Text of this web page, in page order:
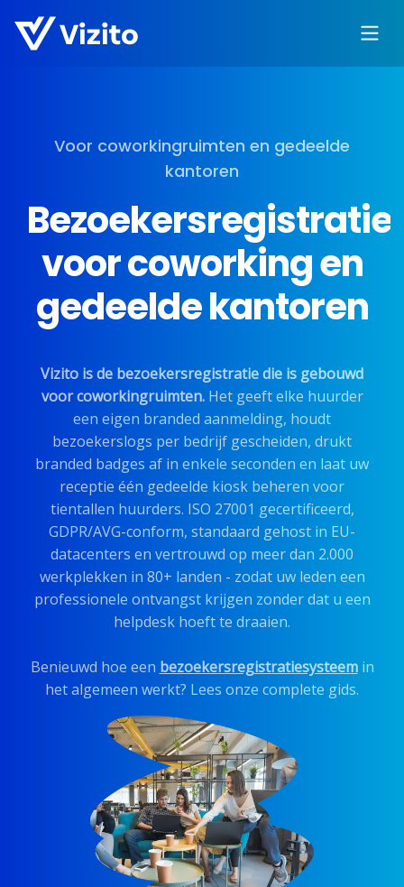
Voor coworkingruimten en gedeelde
kantoren
Bezoekersregistratie
voor coworking en
gedeelde kantoren
Vizito is de bezoekersregistratie die is gebouwd
voor coworkingruimten.Het geeft elke huurder
een eigen branded aanmelding, houdt
bezoekerslogs per bedrijf gescheiden, drukt
branded badges af in enkele seconden en laat uw
receptie één gedeelde kiosk beheren voor
tientallen huurders. ISO 27001 gecertificeerd,
GDPR/AVG-conform, standaard gehost in EU-
datacenters en vertrouwd op meer dan 2.000
werkplekken in 80+ landen - zodat uw leden een
professionele ontvangst krijgen zonder dat u een
helpdesk hoeft te draaien.
Benieuwd hoe een bezoekersregistratiesysteemin
het algemeen werkt? Lees onze complete gids.